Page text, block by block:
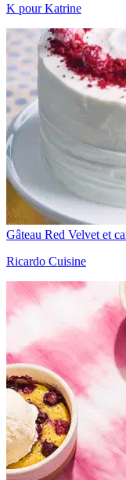
K pour Katrine
Gâteau Red Velvet et
Ricardo Cuisine